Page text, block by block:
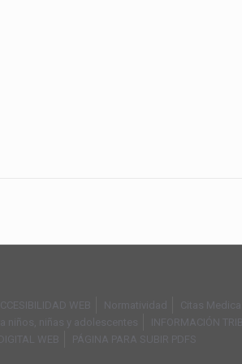
WEB Normatividad Citas Medicas
niños, niñas y adolescentes
INFORMACIÓN
WEB PÁGINA PARA SUBIR PDFS